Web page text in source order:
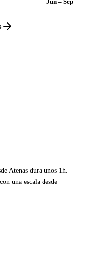
Jun – Sep
Atenas dura unos 1h.
una escala desde